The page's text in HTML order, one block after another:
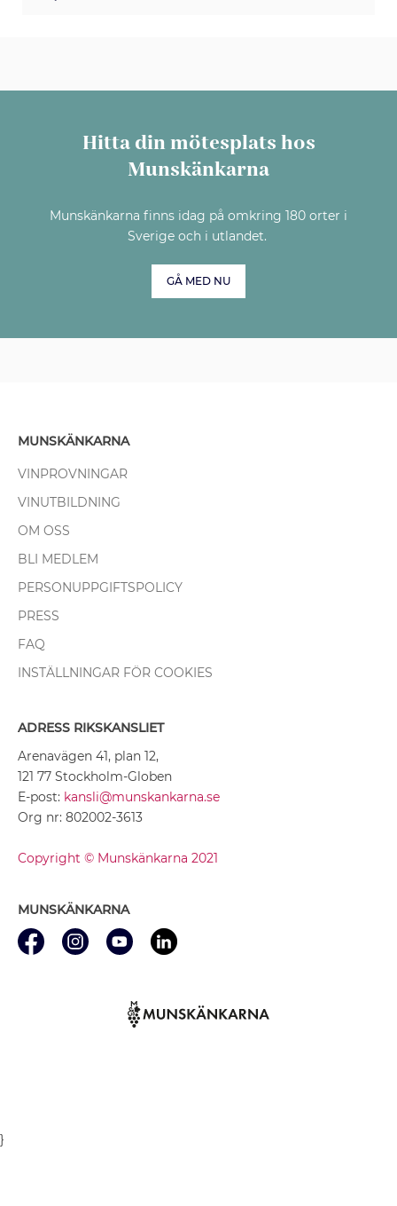
Hitta din mötesplats hos
Munskänkarna
Munskänkarna finns idag på omkring 180 orter i
Sverige och i utlandet.
GÅ MED NU
MUNSKÄNKARNA
VINPROVNINGAR
VINUTBILDNING
OM OSS
BLI MEDLEM
PERSONUPPGIFTSPOLICY
PRESS
FAQ
INSTÄLLNINGAR FÖR COOKIES
ADRESS RIKSKANSLIET
Arenavägen 41, plan 12,
121 77 Stockholm-Globen
E-post: kansli@munskankarna.se
Org nr: 802002-3613
Copyright © Munskänkarna 2021
MUNSKÄNKARNA
}